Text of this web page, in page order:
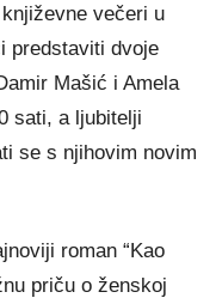
večeri u
predstaviti dvoje
Mašić i Amela
sati, a ljubitelji
se s njihovim novim
roman “Kao
priču o ženskoj